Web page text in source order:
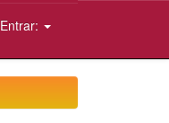
Entrar: